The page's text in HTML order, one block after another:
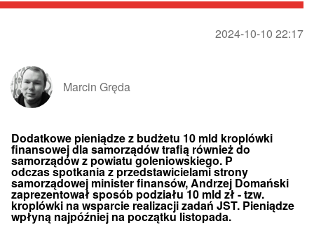
2024-10-10 22:17
Marcin Gręda
Dodatkowe pieniądze z budżetu 10 mld kroplówki
finansowej dla samorządów trafią również do
samorządów z powiatu goleniowskiego. P
odczas spotkania z przedstawicielami strony
samorządowej minister finansów, Andrzej Domański
zaprezentował sposób podziału 10 mld zł - tzw.
kroplówki na wsparcie realizacji zadań JST. Pieniądze
wpłyną najpóźniej na początku listopada.